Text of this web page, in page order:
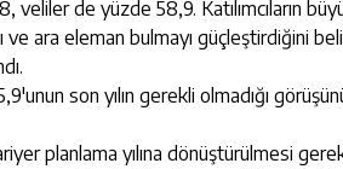
de yüzde 58,9. Katılımcıların
ve ara eleman bulmayı güçleştirdiğini
son yılın gerekli olmadığı görüşünü
planlama yılına dönüştürülmesi